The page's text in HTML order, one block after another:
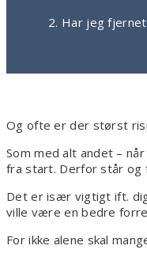
Har jeg
Og ofte er der størst
Som med alt andet –
fra start. Derfor står og
Det er især vigtigt ift.
ville være en bedre
For ikke alene skal